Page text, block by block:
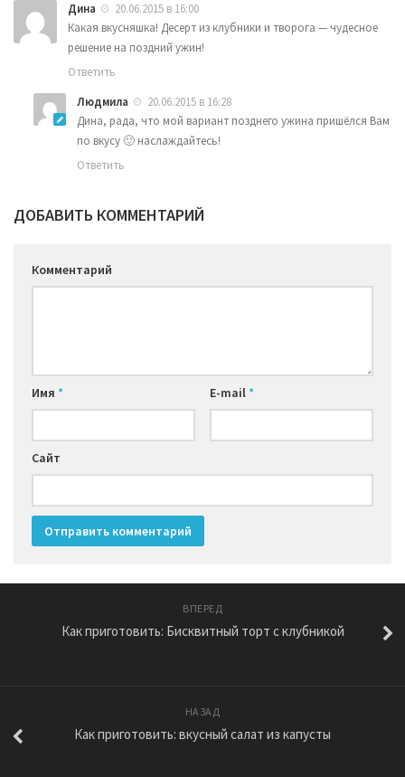
Дина
20.06.2015 в 16:00
Какая вкусняшка! Десерт из клубники и творога — чудесное
решение на поздний ужин!
Ответить
Людмила
20.06.2015 в 16:28
Дина, рада, что мой вариант позднего ужина пришёлся Вам
по вкусу 🙂 наслаждайтесь!
Ответить
ДОБАВИТЬ КОММЕНТАРИЙ
Комментарий
Имя * E-mail*
Сайт
ВПЕРЕД
Как приготовить: Бисквитный торт с клубникой
НАЗАД
Как приготовить: вкусный салат из капусты